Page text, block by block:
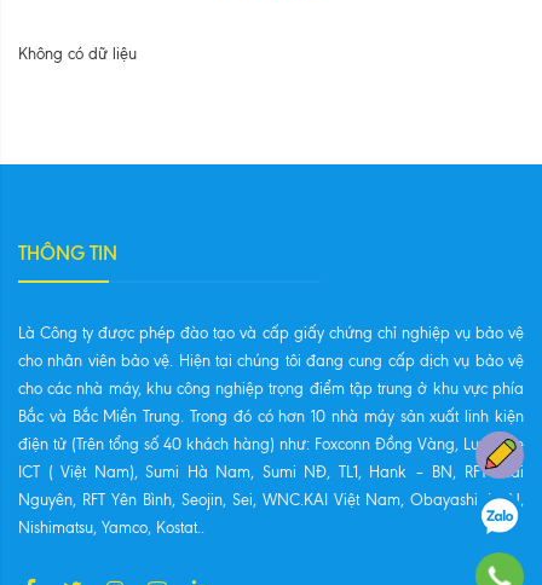
Không có dữ liệu
THÔNG TIN
Là Công ty được phép đào tạo và cấp giấy chứng chỉ nghiệp vụ bảo vệ
cho nhân viên bảo vệ. Hiện tại chúng tôi đang cung cấp dịch vụ bảo vệ
cho các nhà máy, khu công nghiệp trọng điểm tập trung ở khu vực phía
Bắc và Bắc Miền Trung. Trong đó có hơn 10 nhà máy sản xuất linh kiện
điện tử (Trên tổng số 40 khách hàng) như: Foxconn Đồng Vàng, Luxshare
ICT ( Việt Nam), Sumi Hà Nam, Sumi NĐ, TL1, Hank – BN, RFT Thái
Nguyên, RFT Yên Bình, Seojin, Sei, WNC.KAI Việt Nam, Obayashi, NSN,
Nishimatsu, Yamco, Kostat..